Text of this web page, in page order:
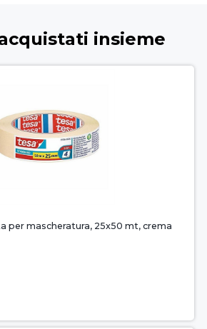
insieme
per mascheratura, 25x50 mt, crema